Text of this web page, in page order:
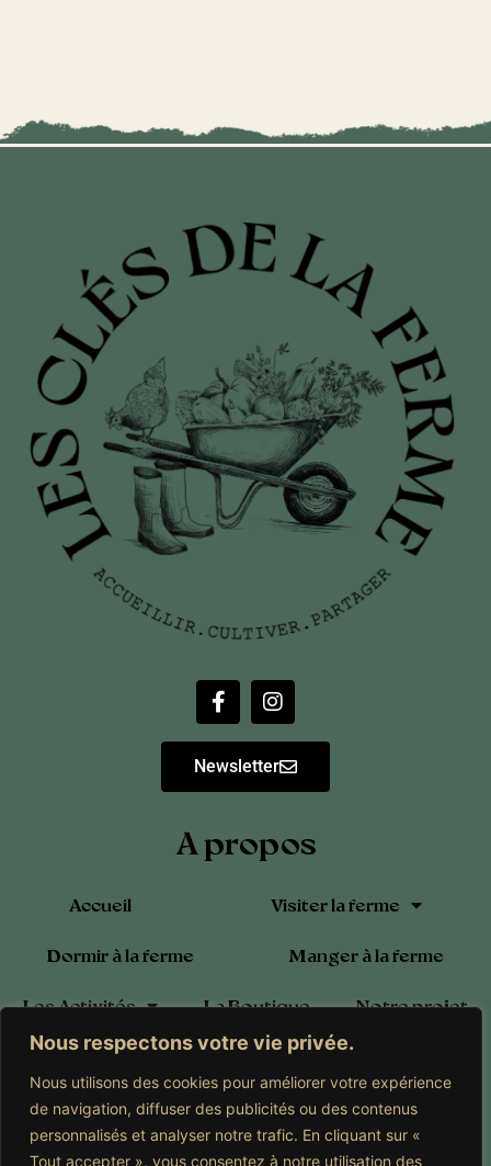
Nous respectons votre vie privée.
Nous utilisons des cookies pour améliorer votre expérience
de navigation, diffuser des publicités ou des contenus
personnalisés et analyser notre trafic. En cliquant sur «
Tout accepter », vous consentez à notre utilisation des
Newsletter
A propos
Accueil Visiter la ferme
Dormir à la ferme Manger à la ferme
Les Activités La Boutique Notre projet
Blog Calendrier
Adhérer à l’Association